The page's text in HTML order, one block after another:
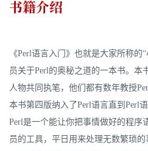
书籍介绍
《Perl语言入门》也就是大家所称的
员关于Perl的奥秘之道的一本书。本
人物共同执笔，他们都有数年教授
本书第四版纳入了Perl语言直到Perl
Perl是一个能让你把事情做好的程序
员的工具，平日用来处理无数繁琐